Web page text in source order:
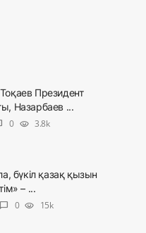
Президент
Назарбаев ...
0 visibility 3.8k
бүкіл қазақ қызын
– ...
chat_bubble 0 visibility 15k